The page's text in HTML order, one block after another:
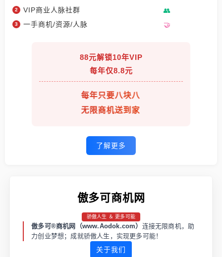
VIP商业人脉社群
一手商机/资源/人脉
88元解锁10年VIP
每年仅8.8元
每年只要八块八
无限商机送到家
了解更多
傲多可商机网
骄傲人生 ＆ 更多可能
傲多可®商机网（www.Aodok.com） 连接无限商机，助
力创业梦想；成就骄傲人生，实现更多可能！
关于我们